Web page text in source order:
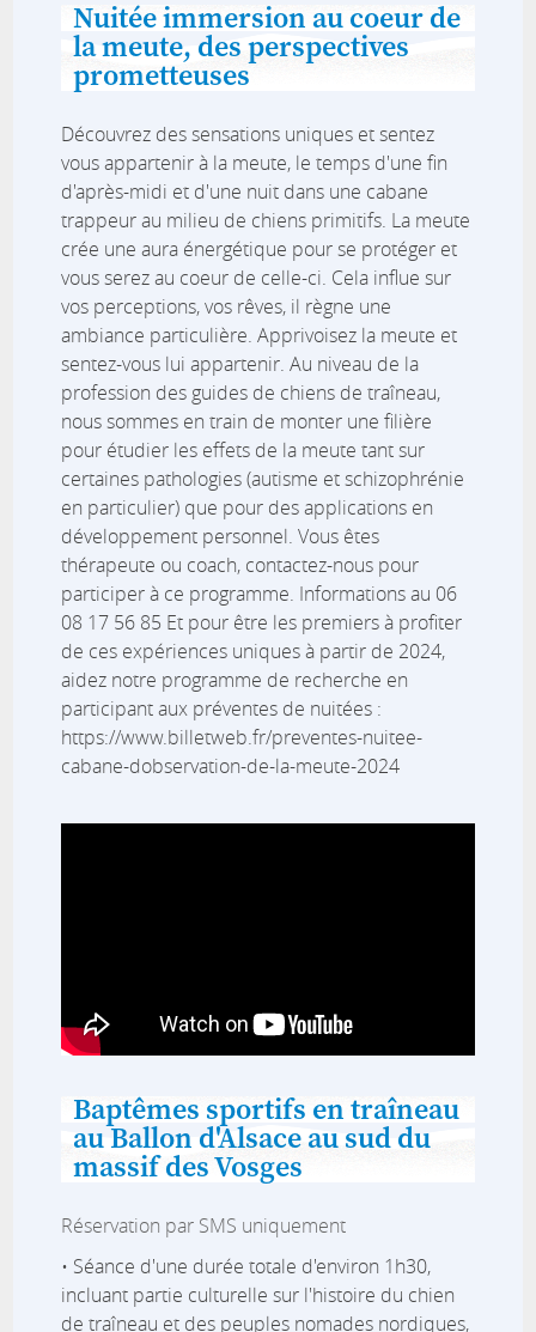
Nuitée immersion au coeur de
la meute, des perspectives
prometteuses
Découvrez des sensations uniques et sentez
vous appartenir à la meute, le temps d'une fin
d'après-midi et d'une nuit dans une cabane
trappeur au milieu de chiens primitifs. La meute
crée une aura énergétique pour se protéger et
vous serez au coeur de celle-ci. Cela influe sur
vos perceptions, vos rêves, il règne une
ambiance particulière. Apprivoisez la meute et
sentez-vous lui appartenir. Au niveau de la
profession des guides de chiens de traîneau,
nous sommes en train de monter une filière
pour étudier les effets de la meute tant sur
certaines pathologies (autisme et schizophrénie
en particulier) que pour des applications en
développement personnel. Vous êtes
thérapeute ou coach, contactez-nous pour
participer à ce programme. Informations au 06
08 17 56 85 Et pour être les premiers à profiter
de ces expériences uniques à partir de 2024,
aidez notre programme de recherche en
participant aux préventes de nuitées :
https://www.billetweb.fr/preventes-nuitee-
cabane-dobservation-de-la-meute-2024
Baptêmes sportifs en traîneau
au Ballon d'Alsace au sud du
massif des Vosges
Réservation par SMS uniquement
• Séance d'une durée totale d'environ 1h30,
incluant partie culturelle sur l'histoire du chien
de traîneau et des peuples nomades nordiques,